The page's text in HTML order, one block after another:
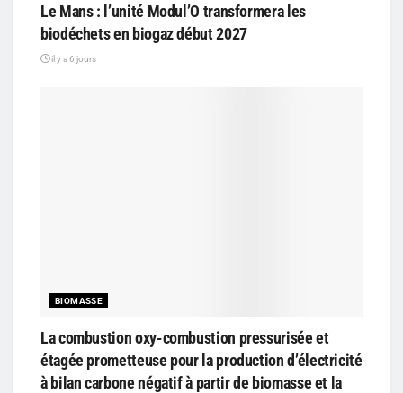
Le Mans : l’unité Modul’O transformera les
biodéchets en biogaz début 2027
il y a 6 jours
BIOMASSE
La combustion oxy-combustion pressurisée et
étagée prometteuse pour la production d’électricité
à bilan carbone négatif à partir de biomasse et la